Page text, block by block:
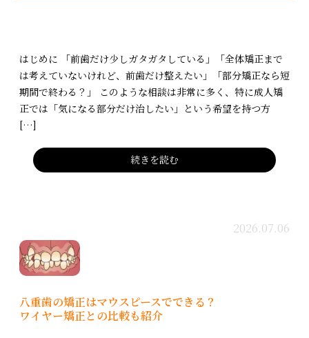
はじめに 「前歯だけ少しガタガタしている」「全体矯正まで
は考えていないけれど、前歯だけ整えたい」「部分矯正なら短
期間で終わる？」 このような相談は非常に多く、特に成人矯
正では「気になる部分だけ治したい」という希望を持つ方
[…]
続きを読む
2026.07.06
八重歯の矯正はマウスピースでできる？
ワイヤー矯正との比較も紹介